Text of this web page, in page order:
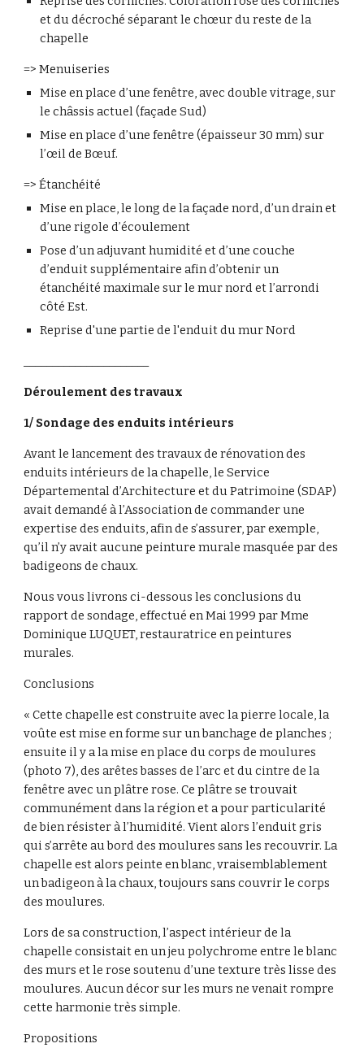
et du décroché séparant le chœur du reste de la
chapelle
=> Menuiseries
Mise en place d’une fenêtre, avec double vitrage, sur
le châssis actuel (façade Sud)
Mise en place d’une fenêtre (épaisseur 30 mm) sur
l’œil de Bœuf.
=> Étanchéité
Mise en place, le long de la façade nord, d’un drain et
d’une rigole d’écoulement
Pose d’un adjuvant humidité et d’une couche
d’enduit supplémentaire afin d’obtenir un
étanchéité maximale sur le mur nord et l’arrondi
côté Est.
Reprise d'une partie de l'enduit du mur Nord
Déroulement des travaux
1/ Sondage des enduits intérieurs
Avant le lancement des travaux de rénovation des
enduits intérieurs de la chapelle, le Service
Départemental d’Architecture et du Patrimoine (SDAP)
avait demandé à l’Association de commander une
expertise des enduits, afin de s’assurer, par exemple,
qu’il n’y avait aucune peinture murale masquée par des
badigeons de chaux.
Nous vous livrons ci-dessous les conclusions du
rapport de sondage, effectué en Mai 1999 par Mme
Dominique LUQUET, restauratrice en peintures
murales.
Conclusions
« Cette chapelle est construite avec la pierre locale, la
voûte est mise en forme sur un banchage de planches ;
ensuite il y a la mise en place du corps de moulures
(photo 7), des arêtes basses de l’arc et du cintre de la
fenêtre avec un plâtre rose. Ce plâtre se trouvait
communément dans la région et a pour particularité
de bien résister à l’humidité. Vient alors l’enduit gris
qui s’arrête au bord des moulures sans les recouvrir. La
chapelle est alors peinte en blanc, vraisemblablement
un badigeon à la chaux, toujours sans couvrir le corps
des moulures.
Lors de sa construction, l’aspect intérieur de la
chapelle consistait en un jeu polychrome entre le blanc
des murs et le rose soutenu d’une texture très lisse des
moulures. Aucun décor sur les murs ne venait rompre
cette harmonie très simple.
Propositions